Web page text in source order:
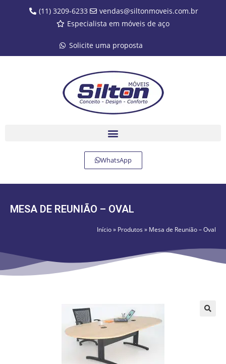
(11) 3209-6233
vendas@siltonmoveis.com.br
Especialista em móveis de aço
Solicite uma proposta
WhatsApp
MESA DE REUNIÃO – OVAL
Início» Produtos » Mesa de Reunião – Oval